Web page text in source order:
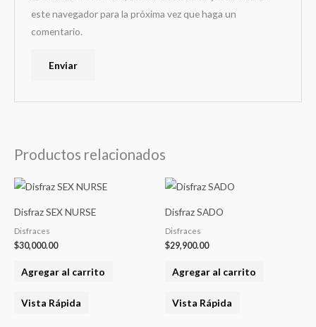
este navegador para la próxima vez que haga un
comentario.
Productos relacionados
Disfraz SEX NURSE
Disfraces
$30,000.00
Agregar al carrito
Vista Rápida
Disfraz SADO
Disfraces
$29,900.00
Agregar al carrito
Vista Rápida